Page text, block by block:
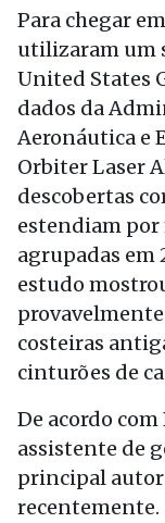
Para chegar
utilizaram um
United States
dados da
Aeronáutica e
Orbiter Laser
descobertas
estendiam por
agrupadas em
estudo
costeiras
cinturões de
De acordo
assistente de
principal
recentemente.